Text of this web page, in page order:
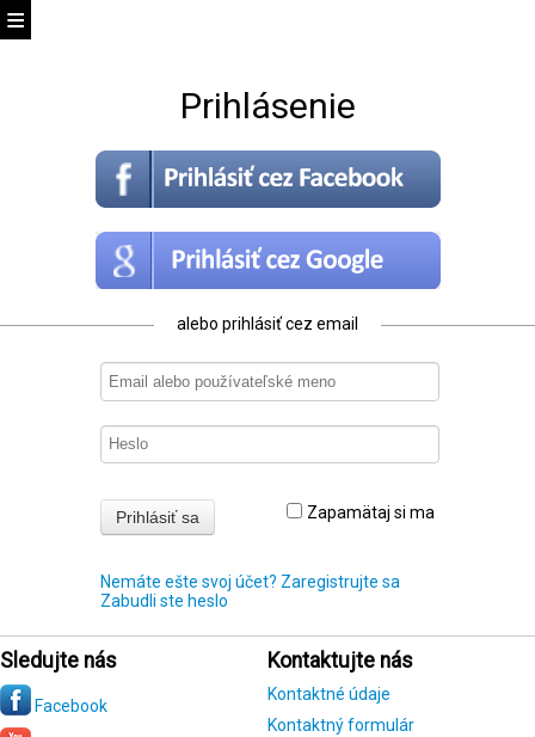
Prihlásenie
alebo prihlásiť cez email
Zapamätaj si ma
Nemáte ešte svoj účet? Zaregistrujte sa
Zabudli ste heslo
Sledujte nás
Facebook
Kontaktujte nás
Kontaktné údaje
Kontaktný formulár